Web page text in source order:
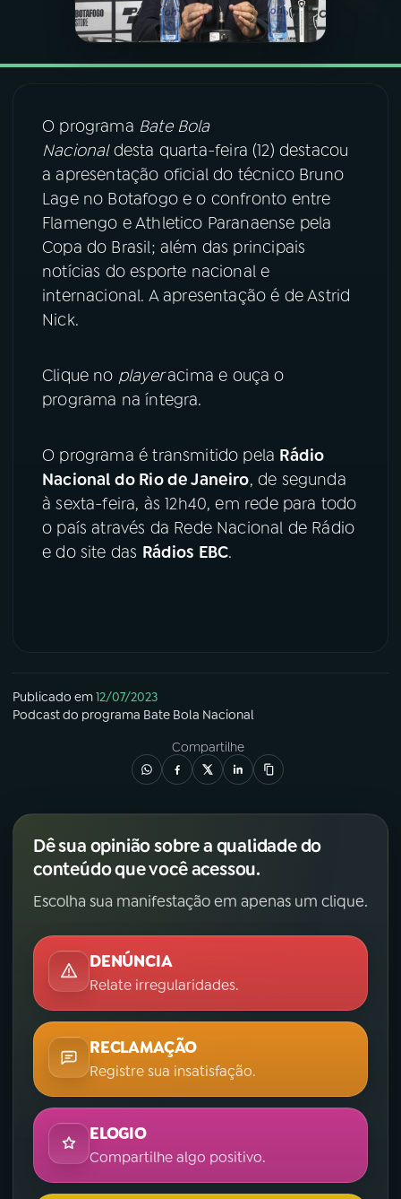
VIDEOCASTS
08FESTIVAL DE MÚSICA
YouTube Facebook
Instagram X
TikTok
O programa Bate Bola
Nacionaldesta quarta-feira (12) destacou
a apresentação oficial do técnico Bruno
Lage no Botafogo e o confronto entre
Flamengo e Athletico Paranaense pela
Copa do Brasil; além das principais
notícias do esporte nacional e
internacional. A apresentação é de Astrid
Nick.
Clique no playeracima e ouça o
programa na íntegra.
O programa é transmitido pela Rádio
Nacional do Rio de Janeiro, de segunda
à sexta-feira, às 12h40, em rede para todo
o país através da Rede Nacional de Rádio
e do site das Rádios EBC.
Publicado em12/07/2023
Podcastdo programa Bate Bola Nacional
Compartilhe
Dê sua opinião sobre a qualidade do
conteúdo que você acessou.
Escolha sua manifestação em apenas um clique.
DENÚNCIA
Relate irregularidades.
RECLAMAÇÃO
Registre sua insatisfação.
ELOGIO
Compartilhe algo positivo.